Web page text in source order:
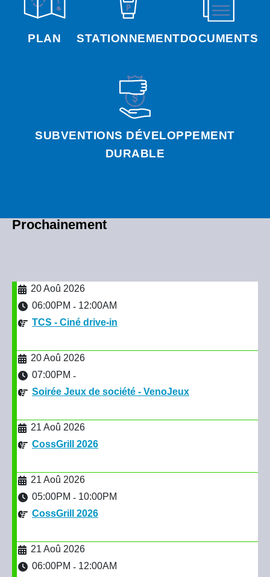
PLAN STATIONNEMENTDOCUMENTS
SUBVENTIONS DÉVELOPPEMENT
DURABLE
Prochainement
20 Aoû 2026
06:00PM - 12:00AM
TCS - Ciné drive-in
20 Aoû 2026
07:00PM -
Soirée Jeux de société - VenoJeux
21 Aoû 2026
CossGrill 2026
21 Aoû 2026
05:00PM - 10:00PM
CossGrill 2026
21 Aoû 2026
06:00PM - 12:00AM